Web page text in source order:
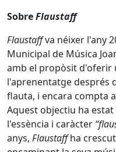
SobreFlaustaff
Flaustaffva néixer l'any
Municipal de Música
amb el propòsit d'oferir
l'aprenentatge després
flauta, i encara compta
Aquest objectiu ha
l'essència i caràcter
anys, Flaustaffha